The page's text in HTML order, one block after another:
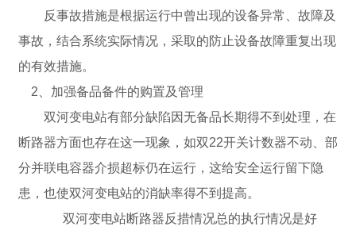
反事故措施是根据运行中曾出现的设备异常、故障及
事故，结合系统实际情况，采取的防止设备故障重复出现
的有效措施。
2、加强备品备件的购置及管理
双河变电站有部分缺陷因无备品长期得不到处理，在
断路器方面也存在这一现象，如双22开关计数器不动、部
分并联电容器介损超标仍在运行，这给安全运行留下隐
患，也使双河变电站的消缺率得不到提高。
双河变电站断路器反措情况总的执行情况是好